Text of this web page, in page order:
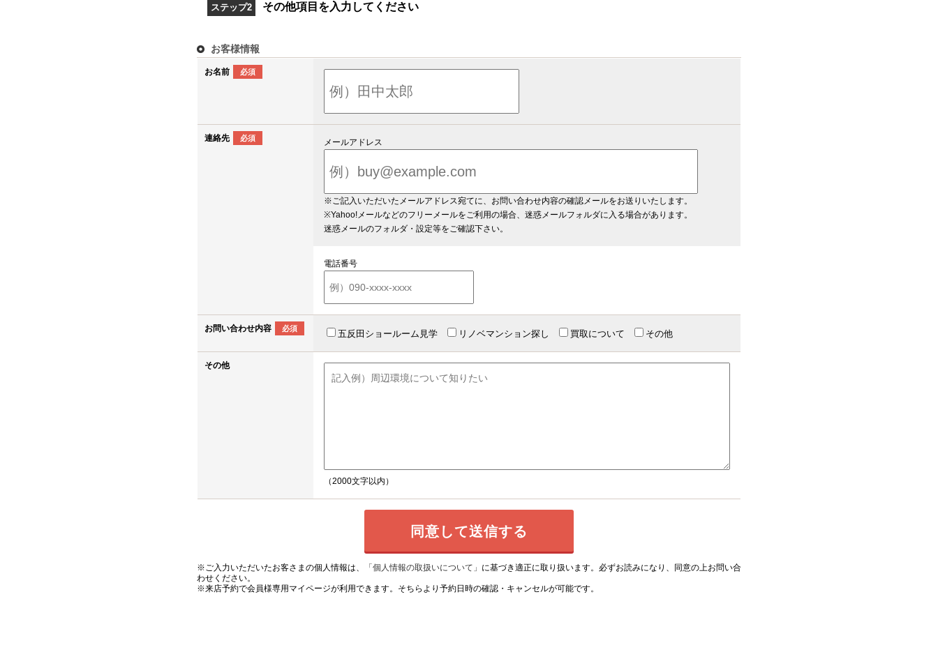
ステップ2 その他項目を入力してください
お客様情報
お名前 必須
連絡先 必須 メールアドレス
※ご記入いただいたメールアドレス宛てに、お問い合わせ内容の確認メールをお送りいたします。
※Yahoo!メールなどのフリーメールをご利用の場合、迷惑メールフォルダに入る場合があります。
迷惑メールのフォルダ・設定等をご確認下さい。
電話番号
お問い合わせ内容 必須 五反田ショールーム見学 リノベマンション探し 買取について その他
その他
（2000文字以内）
※ご入力いただいたお客さまの個人情報は、 「個人情報の取扱いについて」 に基づき適正に取り扱います。必ずお読みになり、同意の上お問い合
わせください。
※来店予約で会員様専用マイページが利用できます。そちらより予約日時の確認・キャンセルが可能です。